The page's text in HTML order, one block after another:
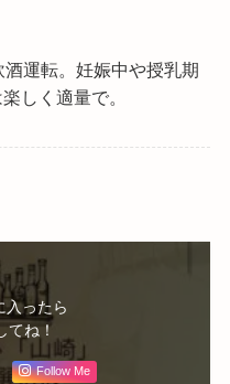
運転。 妊娠中や授乳期
しく適量で。
入ったら
てね！
Follow Me